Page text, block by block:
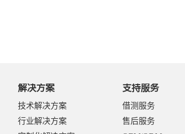
解决方案
技术解决方案
行业解决方案
支持服务
借测服务
售后服务